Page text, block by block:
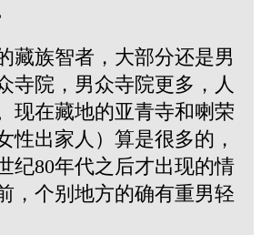
藏族智者，大部分还是男
寺院，男众寺院更多，人
现在藏地的亚青寺和喇荣
性出家人）算是很多的，
纪80年代之后才出现的情
，个别地方的确有重男轻